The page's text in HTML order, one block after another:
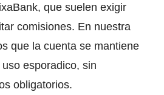
que suelen exigir
comisiones. En nuestra
que la cuenta se mantiene
esporadico, sin
obligatorios.